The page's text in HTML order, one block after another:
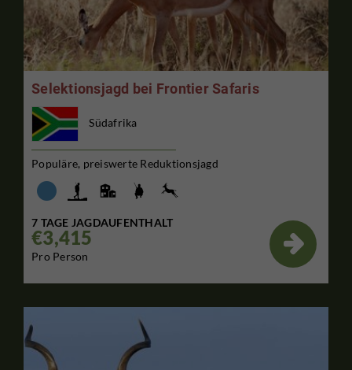
Selektionsjagd bei Frontier Safaris
Südafrika
Populäre, preiswerte Reduktionsjagd
7 TAGE JAGDAUFENTHALT
€3,415
Pro Person
